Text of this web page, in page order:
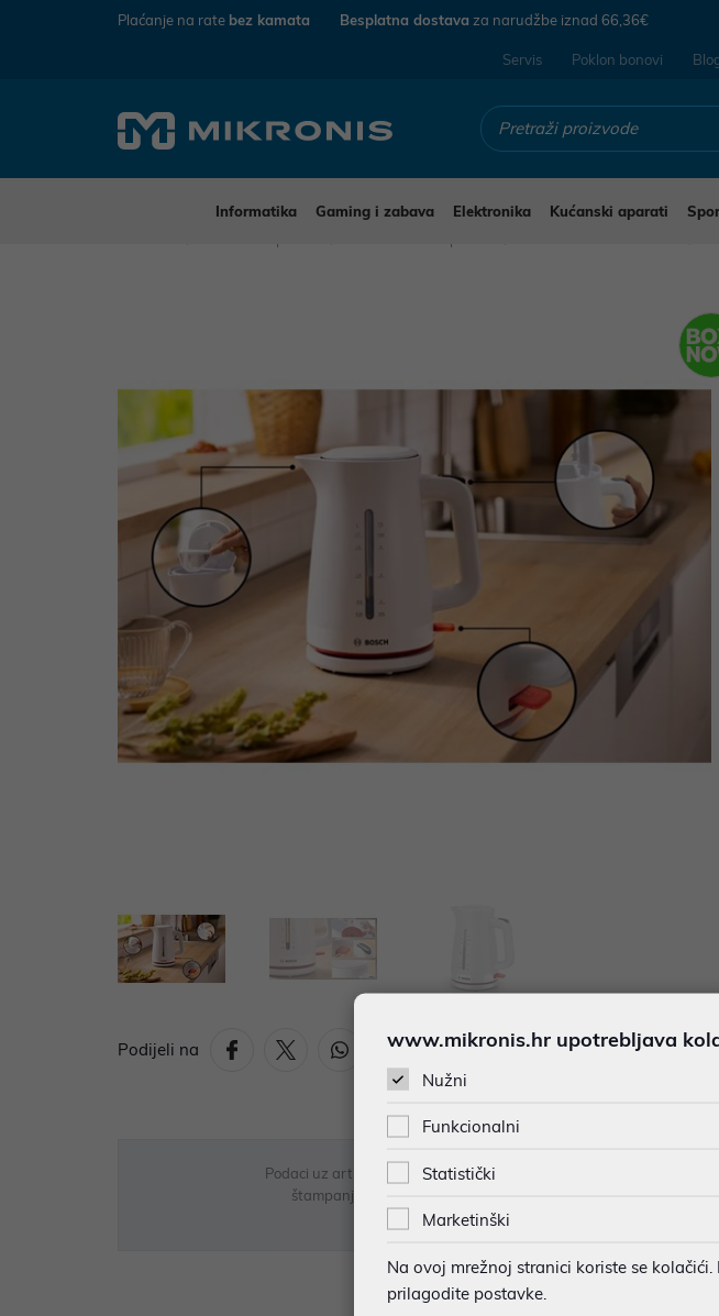
Plaćanje na rate bez kamata Besplatna dostava za narudžbe iznad 66,36€
Servis Poklon bonovi
Informatika Gaming i zabava Elektronika Kućanski aparati
Podijeli na Ispiši proizvod
Podaci uz artikle su prezentirani u dobroj namjeri. Mikronis d.o.o.
štampanja te promjene u dostupnosti i cijene. Slike artikala su
eventualne nejasnoće možete nas
www.mikronis.hr upotrebljava
Nužni
Funkcionalni
Statistički
Marketinški
Na ovoj mrežnoj stranici koriste se
prilagodite postavke.